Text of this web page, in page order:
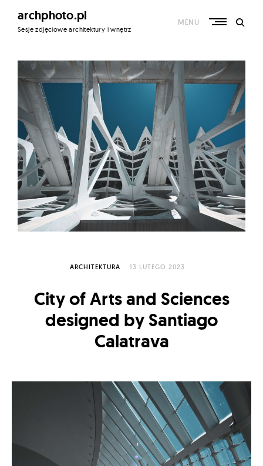
content
archphoto.pl
Sesje zdjęciowe architektury i wnętrz
MENU
ARCHITEKTURA 13 LUTEGO 2023
City of Arts and Sciences
designed by Santiago
Calatrava